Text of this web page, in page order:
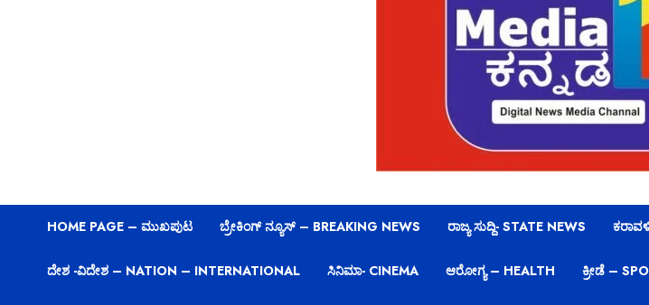
HOME PAGE – ಮುಖಪುಟ ಬ್ರೇಕಿಂಗ್ ನ್ಯೂಸ್ – BREAKING NEWS ರಾಜ್ಯ ಸುದ್ದಿ- STATE NEWS
ದೇಶ -ವಿದೇಶ – NATION – INTERNATIONAL ಸಿನಿಮಾ- CINEMA ಆರೋಗ್ಯ – HEALTH ಕ್ರೀಡೆ –